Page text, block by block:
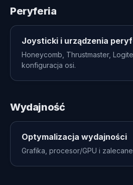
Peryferia
Joysticki i urządzenia
Honeycomb, Thrustmaster,
konfiguracja osi.
Wydajność
Optymalizacja wydajności
Grafika, procesor/GPU i